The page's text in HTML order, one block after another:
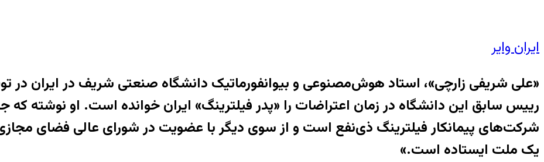
ایران وایر
«علی شریفی زارچی»، استاد هوش‌مصنوعی و بیوانفورماتیک دانشگاه صنعتی شریف در ایران در
رییس سابق این دانشگاه در زمان اعتراضات را «پدر فیلترینگ» ایران خوانده است. او نوشته که
شرکت‌های پیمانکار فیلترینگ ذی‌نفع است و از سوی دیگر با عضویت در شورای عالی فضای
یک ملت ایستاده است.»